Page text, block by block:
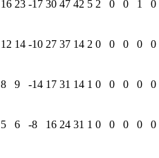
16 23 -17 30 47 42 5 2 0 0 1 0
12 14 -10 27 37 14 2 0 0 0 0 0
8 9 -14 17 31 14 1 0 0 0 0 0
5 6 -8 16 24 31 1 0 0 0 0 0